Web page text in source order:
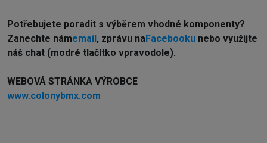
Potřebujete poradit s výběrem vhodné komponenty?
Zanechte námemail, zprávu naFacebooku nebo využijte
náš chat (modré tlačítko vpravodole).
WEBOVÁ STRÁNKA VÝROBCE
www.colonybmx.com